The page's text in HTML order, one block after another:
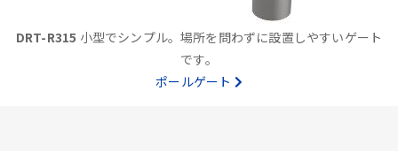
DRT-R315 小型でシンプル。場所を問わずに設置しやすいゲート
です。
ポールゲート